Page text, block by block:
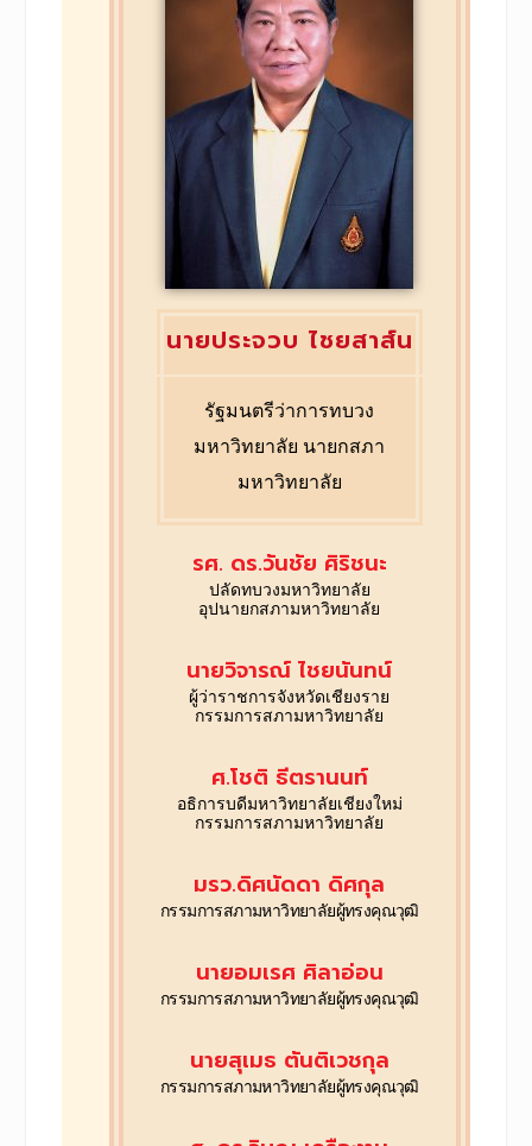
นายประจวบ ไชยสาส์น
รัฐมนตรีว่าการทบวง
มหาวิทยาลัย นายกสภา
มหาวิทยาลัย
รศ. ดร.วันชัย ศิริชนะ
ปลัดทบวงมหาวิทยาลัย
อุปนายกสภามหาวิทยาลัย
นายวิจารณ์ ไชยนันทน์
ผู้ว่าราชการจังหวัดเชียงราย
กรรมการสภามหาวิทยาลัย
ศ.โชติ ธีตรานนท์
อธิการบดีมหาวิทยาลัยเชียงใหม่
กรรมการสภามหาวิทยาลัย
มรว.ดิศนัดดา ดิศกุล
กรรมการสภามหาวิทยาลัยผู้ทรงคุณวุฒิ
นายอมเรศ ศิลาอ่อน
กรรมการสภามหาวิทยาลัยผู้ทรงคุณวุฒิ
นายสุเมธ ตันติเวชกุล
กรรมการสภามหาวิทยาลัยผู้ทรงคุณวุฒิ